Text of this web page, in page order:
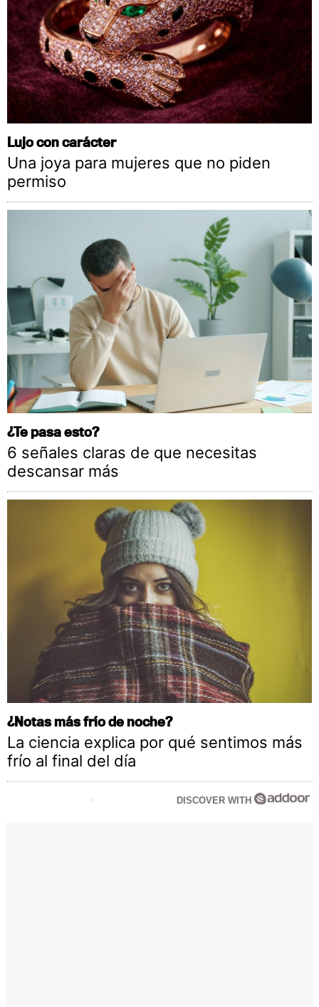
Lujo con carácter
Una joya para mujeres que no piden
permiso
¿Te pasa esto?
6 señales claras de que necesitas
descansar más
¿Notas más frío de noche?
La ciencia explica por qué sentimos más
frío al final del día
DISCOVER WITH